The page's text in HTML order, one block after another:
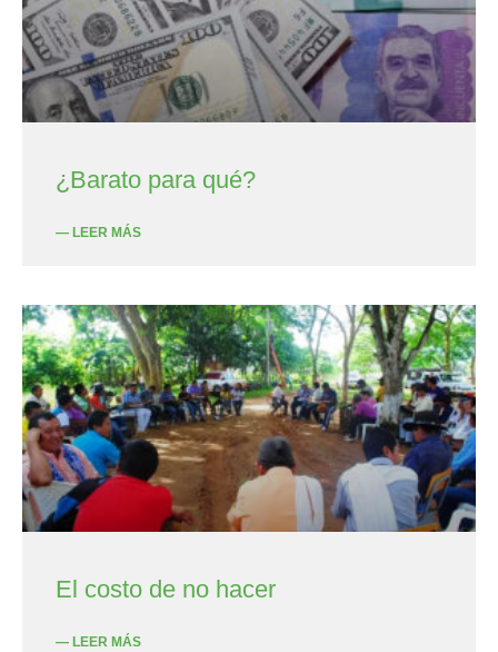
¿Barato para qué?
— LEER MÁS
El costo de no hacer
— LEER MÁS